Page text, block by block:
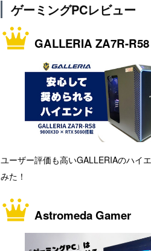
ゲーミングPCレビュー
GALLERIA ZA7R-R58
ユーザー評価も高いGALLERIAのハイ
みた！
Astromeda Gamer